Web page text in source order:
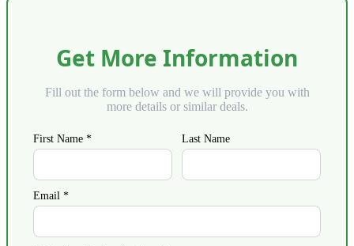
Get More Information
Fill out the form below and we will provide you with
more details or similar deals.
First Name * Last Name
Email *